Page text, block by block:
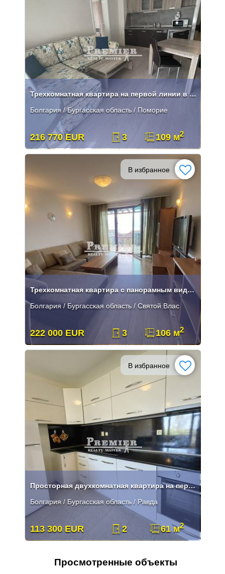
Трехкомнатная квартира на первой линии в элитном комплексе в Поморие
Болгария / Бургасская область / Поморие
216 770 EUR 3 109 м2
В избранное
Трехкомнатная квартира с панорамным видом на море в прекрасном городе
Болгария / Бургасская область / Святой Влас
222 000 EUR 3 106 м2
В избранное
Просторная двухкомнатная квартира на первой линии в Равде.
Болгария / Бургасская область / Равда
113 300 EUR 2 61 м2
Просмотренные объекты